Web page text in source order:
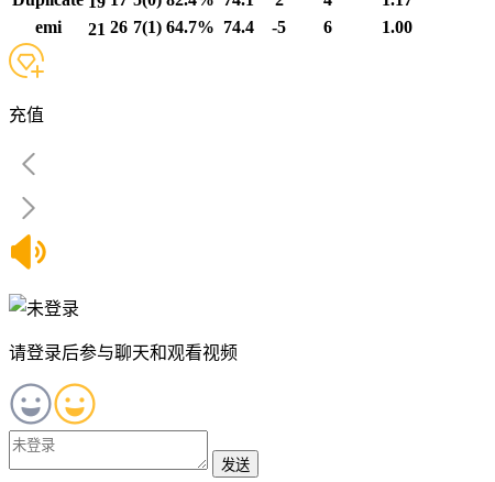
emi
21 26 7(1) 64.7% 74.4 -5 6 1.00
充值
请登录后参与聊天和观看视频
发送